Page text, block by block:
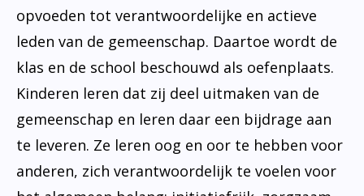
opvoeden tot verantwoordelijke en actieve
leden van de gemeenschap. Daartoe wordt de
klas en de school beschouwd als oefenplaats.
Kinderen leren dat zij deel uitmaken van de
gemeenschap en leren daar een bijdrage aan
te leveren. Ze leren oog en oor te hebben voor
anderen, zich verantwoordelijk te voelen voor